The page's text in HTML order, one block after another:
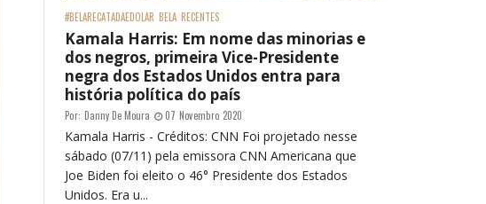
#BELARECATADAEDOLAR BELA RECENTES
Kamala Harris: Em nome das minorias e
dos negros, primeira Vice-Presidente
negra dos Estados Unidos entra para
história política do país
Por: Danny De Moura 07 Novembro 2020
Kamala Harris - Créditos: CNN Foi projetado nesse
sábado (07/11) pela emissora CNN Americana que
Joe Biden foi eleito o 46° Presidente dos Estados
Unidos. Era u...